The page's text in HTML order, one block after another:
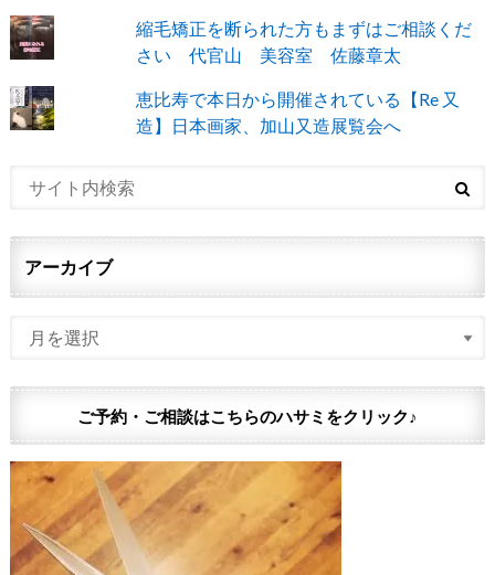
縮毛矯正を断られた方もまずはご相談くだ
さい 代官山 美容室 佐藤章太
恵比寿で本日から開催されている【Re 又
造】日本画家、加山又造展覧会へ
アーカイブ
ご予約・ご相談はこちらのハサミをクリック♪